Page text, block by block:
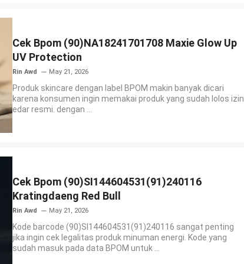
Cek Bpom (90)NA18241701708 Maxie Glow Up
UV Protection
Rin Awd May 21, 2026
Produk skincare dengan label BPOM makin banyak dicari
karena konsumen ingin memakai produk yang sudah lolos izin
edar resmi. dengan ...
Cek Bpom (90)SI144604531(91)240116
Kratingdaeng Red Bull
Rin Awd May 21, 2026
Kode barcode (90)SI144604531(91)240116 sangat penting
jika ingin cek legalitas produk minuman energi. Kode yang
sudah masuk pada data BPOM untuk ...